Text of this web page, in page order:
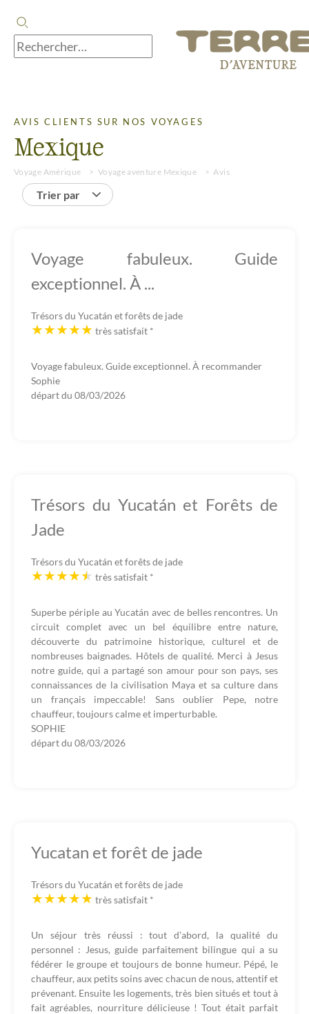
AVIS CLIENTS SUR NOS VOYAGES
Mexique
Voyage Amérique Voyage aventure Mexique Avis
Trier par
Voyage fabuleux. Guide
exceptionnel. À ...
Trésors du Yucatán et forêts de jade
très satisfait *
Voyage fabuleux. Guide exceptionnel. À recommander
Sophie
départ du 08/03/2026
Trésors du Yucatán et Forêts de
Jade
Trésors du Yucatán et forêts de jade
très satisfait *
Superbe périple au Yucatán avec de belles rencontres. Un
circuit complet avec un bel équilibre entre nature,
découverte du patrimoine historique, culturel et de
nombreuses baignades. Hôtels de qualité. Merci à Jesus
notre guide, qui a partagé son amour pour son pays, ses
connaissances de la civilisation Maya et sa culture dans
un français impeccable! Sans oublier Pepe, notre
chauffeur, toujours calme et imperturbable.
SOPHIE
départ du 08/03/2026
Yucatan et forêt de jade
Trésors du Yucatán et forêts de jade
très satisfait *
Un séjour très réussi : tout d’abord, la qualité du
personnel : Jesus, guide parfaitement bilingue qui a su
fédérer le groupe et toujours de bonne humeur. Pépé, le
chauffeur, aux petits soins avec chacun de nous, attentif et
prévenant. Ensuite les logements, très bien situés et tout à
fait agréables, nourriture délicieuse ! Tout était parfait